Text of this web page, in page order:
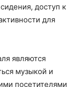
доступ к
для
являются
музыкой и
посетителями